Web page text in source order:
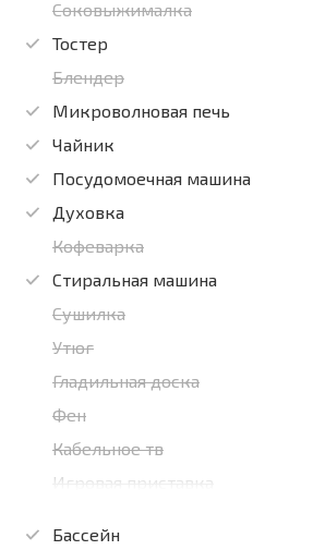
Соковыжималка
Тостер
Блендер
Микроволновая печь
Чайник
Посудомоечная машина
Духовка
Кофеварка
Стиральная машина
Сушилка
Утюг
Гладильная доска
Фен
Кабельное тв
Игровая приставка
Бассейн